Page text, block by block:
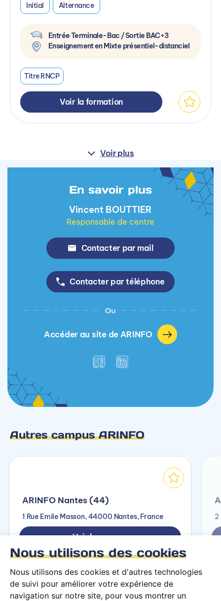
Nous utilisons des cookies
Nous utilisons des cookies et d'autres technologies
de suivi pour améliorer votre expérience de
navigation sur notre site, pour vous montrer un
Initial Alternance
Entrée Terminale-Bac / Sortie BAC+3
Enseignement en Mixte présentiel-distanciel
Titre RNCP
Voir la formation
Voir plus
En savoir plus
Vincent BOUTTIER
Responsable de centre
Contacter par mail
Contacter par téléphone
Ou
Accéder au site de ARINFO
Autres campus ARINFO
ARINFO Nantes (44)
1 Rue Emile Masson, 44000 Nantes, France
Voir le campus
2